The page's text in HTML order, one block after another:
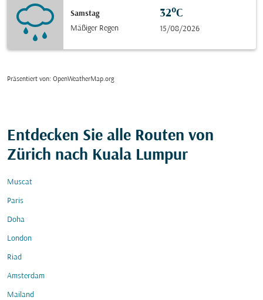
Samstag
Mäßiger Regen
32°C
15/08/2026
Präsentiert von: OpenWeatherMap.org
Entdecken Sie alle Routen von
Zürich nach Kuala Lumpur
Muscat
Paris
Doha
London
Riad
Amsterdam
Mailand